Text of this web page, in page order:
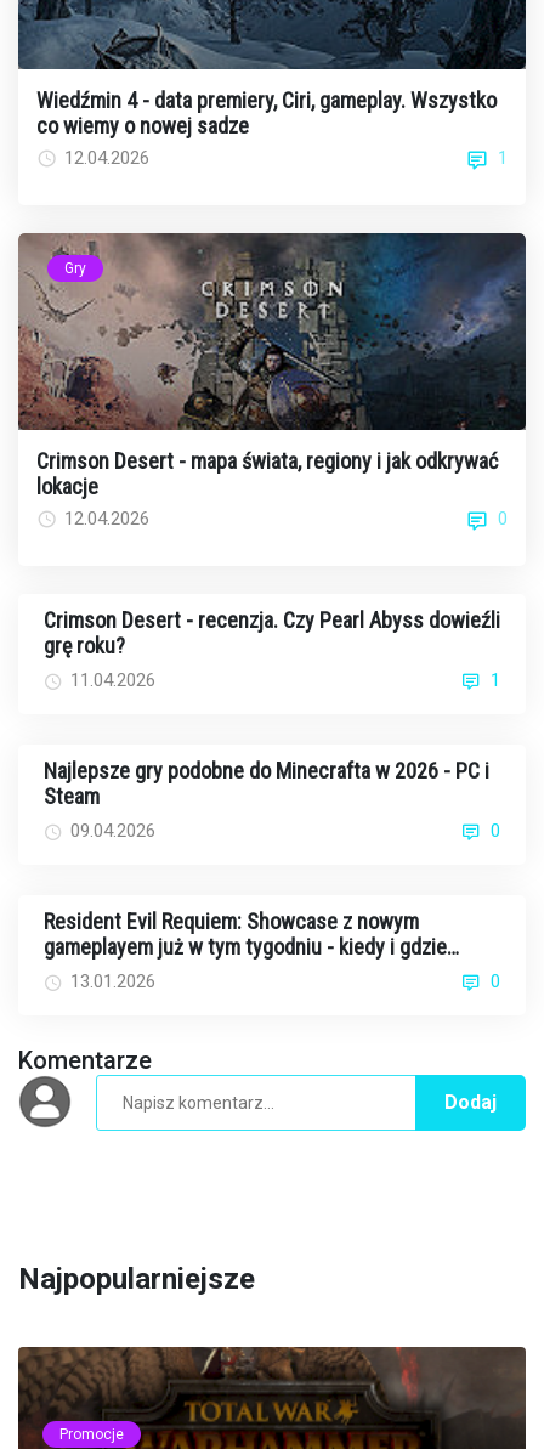
Wiedźmin 4 - data premiery, Ciri, gameplay. Wszystko
co wiemy o nowej sadze
12.04.2026 1
Gry
Crimson Desert - mapa świata, regiony i jak odkrywać
lokacje
12.04.2026 0
Crimson Desert - recenzja. Czy Pearl Abyss dowieźli
grę roku?
11.04.2026 1
Najlepsze gry podobne do Minecrafta w 2026 - PC i
Steam
09.04.2026 0
Resident Evil Requiem: Showcase z nowym
gameplayem już w tym tygodniu - kiedy i gdzie
oglądać?
13.01.2026 0
Komentarze
Dodaj
Najpopularniejsze
Promocje